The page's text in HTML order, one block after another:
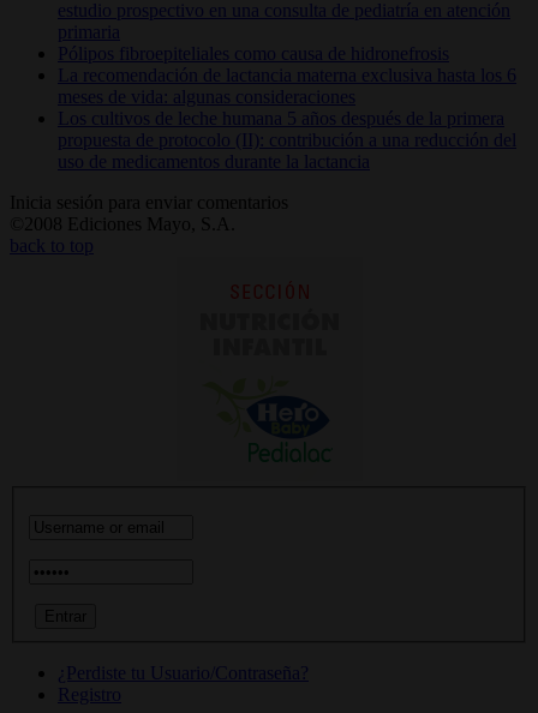
estudio prospectivo en una consulta de pediatría en atención
primaria
Pólipos fibroepiteliales como causa de hidronefrosis
La recomendación de lactancia materna exclusiva hasta los 6
meses de vida: algunas consideraciones
Los cultivos de leche humana 5 años después de la primera
propuesta de protocolo (II): contribución a una reducción del
uso de medicamentos durante la lactancia
Inicia sesión para enviar comentarios
©2008 Ediciones Mayo, S.A.
back to top
¿Perdiste tu Usuario/Contraseña?
Registro